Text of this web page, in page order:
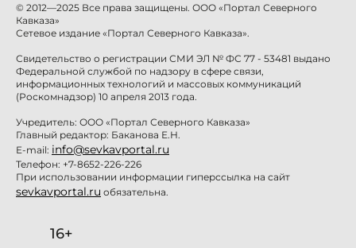
© 2012—2025 Все права защищены. ООО «Портал Северного
Кавказа»
Сетевое издание «Портал Северного Кавказа».
Свидетельство о регистрации СМИ ЭЛ № ФС 77 - 53481 выдано
Федеральной службой по надзору в сфере связи,
информационных технологий и массовых коммуникаций
(Роскомнадзор) 10 апреля 2013 года.
Учредитель: ООО «Портал Северного Кавказа»
Главный редактор: Баканова Е.Н.
E-mail: info@sevkavportal.ru
Телефон: +7-8652-226-226
При использовании информации гиперссылка на сайт
sevkavportal.ru обязательна.
16+